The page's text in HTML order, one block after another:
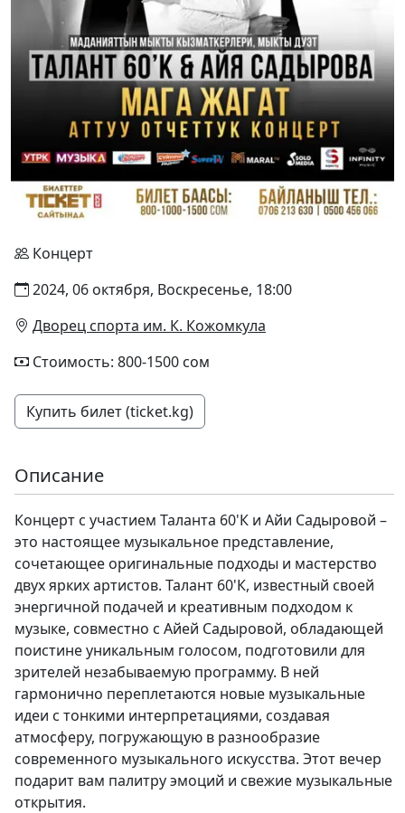
Концерт
2024, 06 октября, Воскресенье, 18:00
Дворец спорта им. К. Кожомкула
Стоимость: 800-1500 сом
Купить билет (ticket.kg)
Описание
Концерт с участием Таланта 60'К и Айи Садыровой –
это настоящее музыкальное представление,
сочетающее оригинальные подходы и мастерство
двух ярких артистов. Талант 60'К, известный своей
энергичной подачей и креативным подходом к
музыке, совместно с Айей Садыровой, обладающей
поистине уникальным голосом, подготовили для
зрителей незабываемую программу. В ней
гармонично переплетаются новые музыкальные
идеи с тонкими интерпретациями, создавая
атмосферу, погружающую в разнообразие
современного музыкального искусства. Этот вечер
подарит вам палитру эмоций и свежие музыкальные
открытия.